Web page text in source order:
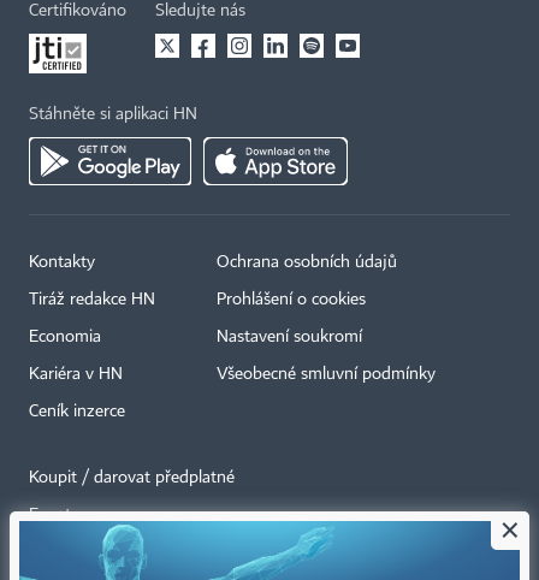
Certifikováno Sledujte nás
Stáhněte si aplikaci HN
Kontakty
Tiráž redakce HN
Economia
Kariéra v HN
Ceník inzerce
Ochrana osobních údajů
Prohlášení o cookies
Nastavení soukromí
Všeobecné smluvní podmínky
Koupit / darovat předplatné
Eventy
Newslettery
×